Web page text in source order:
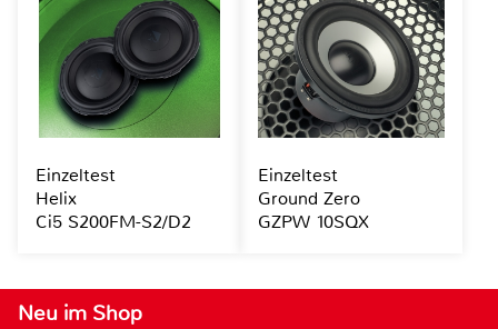
Neu im Shop
Einzeltest
Helix
Ci5 S200FM-S2/D2
Einzeltest
Ground Zero
GZPW 10SQX